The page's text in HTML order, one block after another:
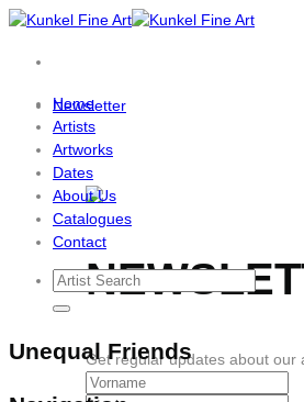
Skip
content
Newsletter
Get regular updates about our
Home
Artists
Artworks
Dates
About Us
Catalogues
Contact
Unequal Friends